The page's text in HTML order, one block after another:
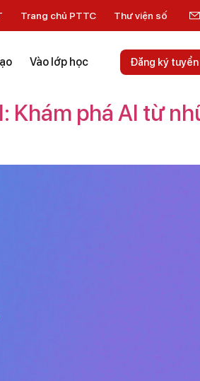
Trang chủ PTTC Thư viện số
Vào lớp học Đăng ký tuyển
Khám phá AI từ